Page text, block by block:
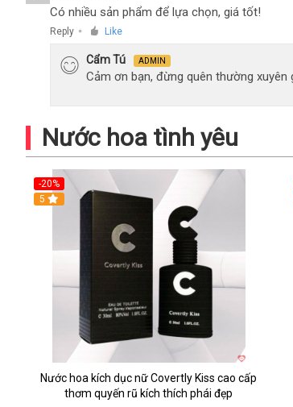
Có nhiều sản phẩm để lựa chọn, giá tốt!
Reply ● Like
Cẩm Tú ADMIN
Cảm ơn bạn, đừng quên thường
Nước hoa tình yêu
-20%
5
Nước hoa kích dục nữ Covertly Kiss cao cấp
thơm quyến rũ kích thích phái đẹp